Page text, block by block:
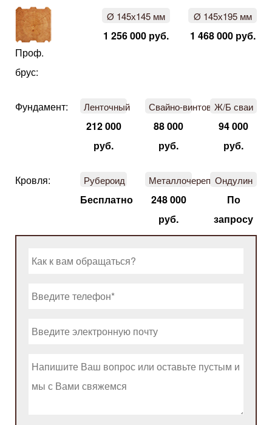
Проф.
брус:
Ø 145х145 мм
1 256 000 руб.
Ø 145х195 мм
1 468 000 руб.
Фундамент: Ленточный
212 000
руб.
Свайно-винтовой
88 000
руб.
Ж/Б сваи
94 000
руб.
Кровля: Рубероид
Бесплатно
Металлочерепица
248 000
руб.
Ондулин
По
запросу